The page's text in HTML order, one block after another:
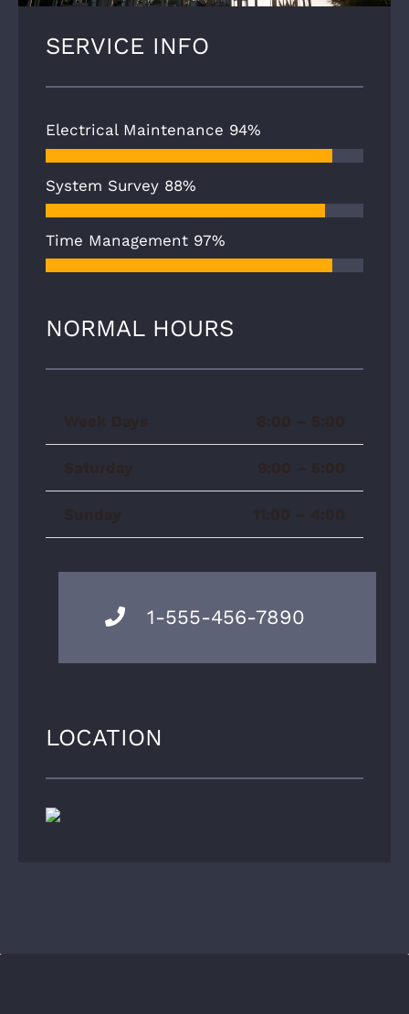
SERVICE INFO
Electrical Maintenance 94%
System Survey 88%
Time Management 97%
NORMAL HOURS
1-555-456-7890
LOCATION